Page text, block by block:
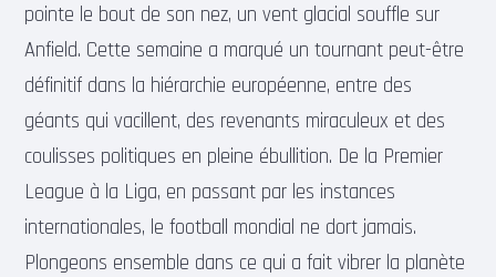
pointe le bout de son nez, un vent glacial souffle sur
Anfield. Cette semaine a marqué un tournant peut-être
définitif dans la hiérarchie européenne, entre des
géants qui vacillent, des revenants miraculeux et des
coulisses politiques en pleine ébullition. De la Premier
League à la Liga, en passant par les instances
internationales, le football mondial ne dort jamais.
Plongeons ensemble dans ce qui a fait vibrer la planète